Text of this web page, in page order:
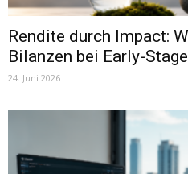
Rendite durch Impact:
Bilanzen bei Early-
24. Juni 2026